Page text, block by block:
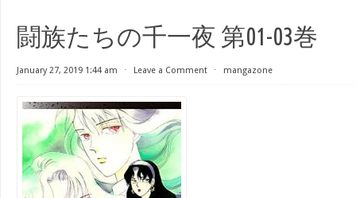
闘族たちの千一夜 第01-03巻
January 27, 2019 1:44 am ⋅ Leave a Comment ⋅ mangazone